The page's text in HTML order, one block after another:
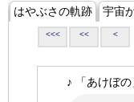
はやぶさの軌跡 宇宙
<<< << <
♪ 「あけぼの